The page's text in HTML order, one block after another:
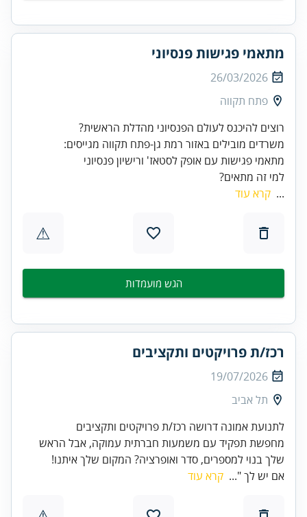
מתאמי פגישות פנסיוני
26/03/2026
פתח תקווה
מתאמי פגישות עם אופק לסטאז' ורישיון פנסיוני
למי זה מתאים?
... קרא עוד
⚠
הגש מועמדות
רכז/ת פרויקטים ותקציבים
19/07/2026
תל אביב
לתנועת אמונה דרושה רכז/ת פרויקטים ותקציבים
מחפשת תפקיד עם משמעות חברתית עמוקה, אבל הראש
שלך בנוי למספרים, סדר ואופרציה? המקום שלך איתנו!
אם יש לך "... קרא עוד